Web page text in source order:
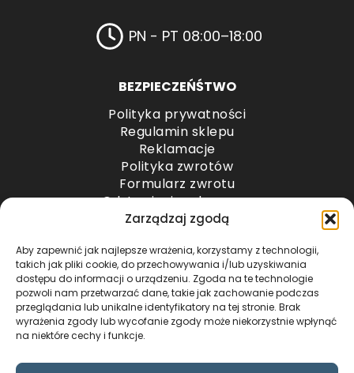
Zarządzaj zgodą
Aby zapewnić jak najlepsze wrażenia, korzystamy z technologii,
takich jak pliki cookie, do przechowywania i/lub uzyskiwania
dostępu do informacji o urządzeniu. Zgoda na te technologie
pozwoli nam przetwarzać dane, takie jak zachowanie podczas
przeglądania lub unikalne identyfikatory na tej stronie. Brak
wyrażenia zgody lub wycofanie zgody może niekorzystnie wpłynąć
na niektóre cechy i funkcje.
PN - PT 08:00–18:00
BEZPIECZEŃŚTWO
Polityka prywatności
Regulamin sklepu
Reklamacje
Polityka zwrotów
Formularz zwrotu
Odstąpienie od umowy
Odstąpienie od umowy – przesyłki paletowe
METODY PŁATNOŚCI